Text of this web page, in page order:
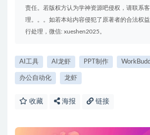
责任。若版权方认为学神资源吧侵权，请联系
理。。。如若本站内容侵犯了原著者的合法权
行处理，微信: xueshen2025。
AI工具 AI龙虾 PPT制作
办公自动化 龙虾
收藏 海报 链接